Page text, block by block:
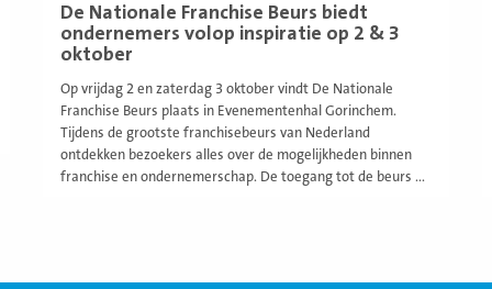
De Nationale Franchise Beurs biedt
ondernemers volop inspiratie op 2 & 3
oktober
Op vrijdag 2 en zaterdag 3 oktober vindt De Nationale
Franchise Beurs plaats in Evenementenhal Gorinchem.
Tijdens de grootste franchisebeurs van Nederland
ontdekken bezoekers alles over de mogelijkheden binnen
franchise en ondernemerschap. De toegang tot de beurs ...